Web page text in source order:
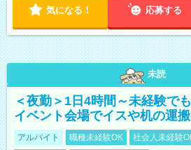
気になる！ 応募する
未読
＜夜勤＞1日4時間～未経験で
イベント会場でイスや机の運
アルバイト 職種未経験OK 社会人未経験